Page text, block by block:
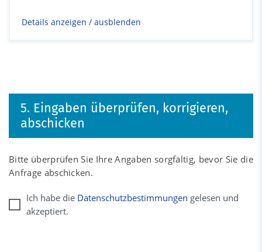
Details anzeigen / ausblenden
5. Eingaben überprüfen, korrigieren,
abschicken
Bitte überprüfen Sie Ihre Angaben sorgfältig, bevor Sie die
Anfrage abschicken.
Ich habe die Datenschutzbestimmungen gelesen und
akzeptiert.